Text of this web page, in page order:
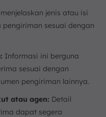
jenis atau isi
sesuai dengan
Informasi ini berguna
sesuai dengan
pengiriman lainnya.
atau agen: Detail
dapat segera